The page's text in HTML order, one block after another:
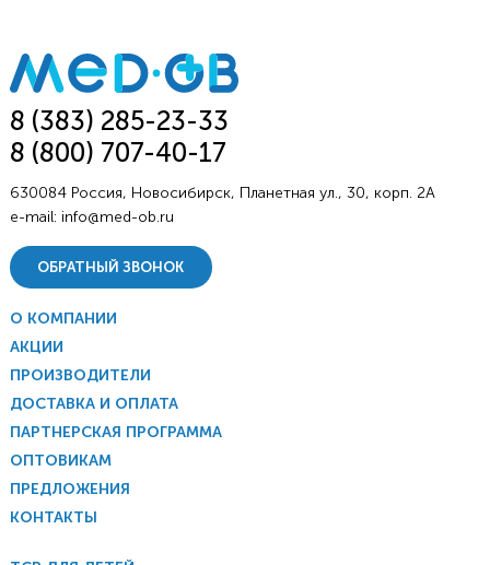
8 (383) 285-23-33
8 (800) 707-40-17
630084 Россия, Новосибирск, Планетная ул., 30, корп. 2А
e-mail: info@med-ob.ru
ОБРАТНЫЙ ЗВОНОК
О КОМПАНИИ
АКЦИИ
ПРОИЗВОДИТЕЛИ
ДОСТАВКА И ОПЛАТА
ПАРТНЕРСКАЯ ПРОГРАММА
ОПТОВИКАМ
ПРЕДЛОЖЕНИЯ
КОНТАКТЫ